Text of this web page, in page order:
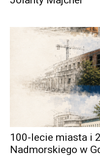
100-lecie miasta i
Nadmorskiego w